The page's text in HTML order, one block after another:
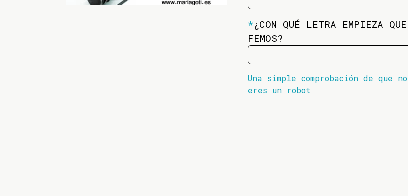
*¿CON QUÉ LETRA EMPIEZA QUE
FEMOS?
Una simple comprobación de que no
eres un robot